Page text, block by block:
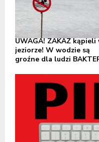
UWAGA! ZAKAZ kąpieli
jeziorze! W wodzie są
groźne dla ludzi